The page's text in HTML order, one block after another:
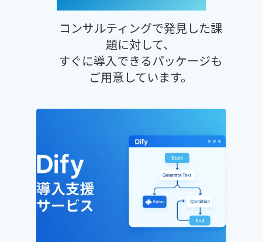
コンサルティングで発見した課
題に対して、
すぐに導入できるパッケージも
ご用意しています。